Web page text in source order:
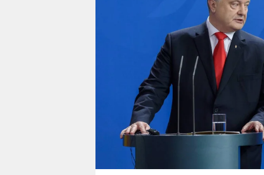
veranstaltungen
fragen & hilfe
unterstützen
abo
genossenschaft